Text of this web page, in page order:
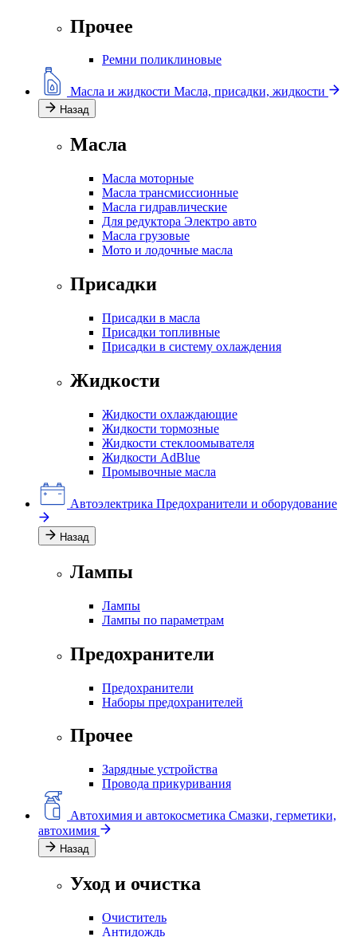
Прочее
Ремни поликлиновые
Масла и жидкости Масла, присадки, жидкости
Назад
Масла
Масла моторные
Масла трансмиссионные
Масла гидравлические
Для редуктора Электро авто
Масла грузовые
Мото и лодочные масла
Присадки
Присадки в масла
Присадки топливные
Присадки в систему охлаждения
Жидкости
Жидкости охлаждающие
Жидкости тормозные
Жидкости стеклоомывателя
Жидкости AdBlue
Промывочные масла
Автоэлектрика Предохранители и оборудование
Назад
Лампы
Лампы
Лампы по параметрам
Предохранители
Предохранители
Наборы предохранителей
Прочее
Зарядные устройства
Провода прикуривания
Автохимия и автокосметика Смазки, герметики,
автохимия
Назад
Уход и очистка
Очиститель
Антидождь